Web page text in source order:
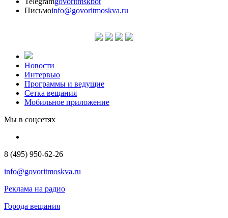
Письмоinfo@govoritmoskva.ru
Новости
Интервью
Программы и ведущие
Сетка вещания
Мобильное приложение
Мы в соцсетях
8 (495) 950-62-26
info@govoritmoskva.ru
Реклама на радио
Города вещания